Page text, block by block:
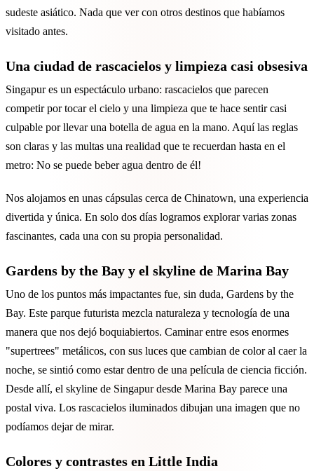
sudeste asiático. Nada que ver con otros destinos que habíamos
visitado antes.
Una ciudad de rascacielos y limpieza casi obsesiva
Singapur es un espectáculo urbano: rascacielos que parecen
competir por tocar el cielo y una limpieza que te hace sentir casi
culpable por llevar una botella de agua en la mano. Aquí las reglas
son claras y las multas una realidad que te recuerdan hasta en el
metro: No se puede beber agua dentro de él!
Nos alojamos en unas cápsulas cerca de Chinatown, una experiencia
divertida y única. En solo dos días logramos explorar varias zonas
fascinantes, cada una con su propia personalidad.
Gardens by the Bay y el skyline de Marina Bay
Uno de los puntos más impactantes fue, sin duda, Gardens by the
Bay. Este parque futurista mezcla naturaleza y tecnología de una
manera que nos dejó boquiabiertos. Caminar entre esos enormes
"supertrees" metálicos, con sus luces que cambian de color al caer la
noche, se sintió como estar dentro de una película de ciencia ficción.
Desde allí, el skyline de Singapur desde Marina Bay parece una
postal viva. Los rascacielos iluminados dibujan una imagen que no
podíamos dejar de mirar.
Colores y contrastes en Little India